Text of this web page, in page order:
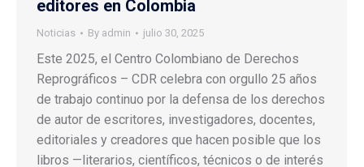
editores en Colombia
Noticias By admin julio 30, 2025
Este 2025, el Centro Colombiano de Derechos
Reprográficos – CDR celebra con orgullo 25 años
de trabajo continuo por la defensa de los derechos
de autor de escritores, investigadores, docentes,
editoriales y creadores que hacen posible que los
libros —literarios, científicos, técnicos o de interés